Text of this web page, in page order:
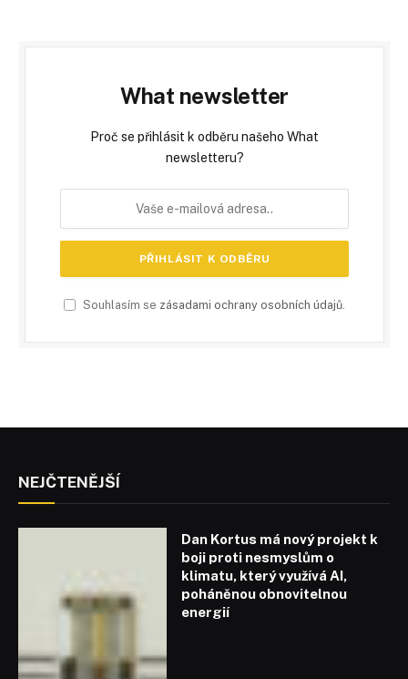
What newsletter
Proč se přihlásit k odběru našeho What
newsletteru?
Souhlasím se zásadami ochrany osobních údajů
NEJČTENĚJŠÍ
Dan Kortus má nový projekt k
boji proti nesmyslům o
klimatu, který využívá AI,
poháněnou obnovitelnou
energií